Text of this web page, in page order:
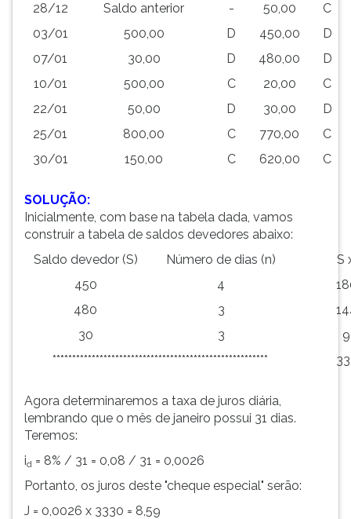
28/12
Saldo anterior - 50,00
C
03/01
500,00 D 450,00
D
07/01
30,00 D 480,00
D
10/01
500,00 C 20,00
C
22/01
50,00 D 30,00
D
25/01
800,00 C 770,00
C
30/01
150,00 C 620,00 C
SOLUÇÃO:
Inicialmente, com base na tabela dada, vamos
construir a tabela de saldos devedores abaixo:
Saldo devedor (S)
Número de dias (n)
S
450
4
480
3
30
3
*******************************************************
Agora determinaremos a taxa de juros diária,
lembrando que o mês de janeiro possui 31 dias.
Teremos:
id = 8% / 31 = 0,08 / 31 = 0,0026
Portanto, os juros deste "cheque especial" serão:
J = 0,0026 x 3330 = 8,59